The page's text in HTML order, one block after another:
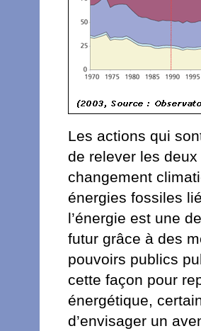
Les actions qui
de relever les
changement
énergies fossiles
l’énergie est une
futur grâce à des
pouvoirs publics
cette façon pour
énergétique,
d’envisager un